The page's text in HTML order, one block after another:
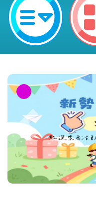
園市平鎮區新
教育部